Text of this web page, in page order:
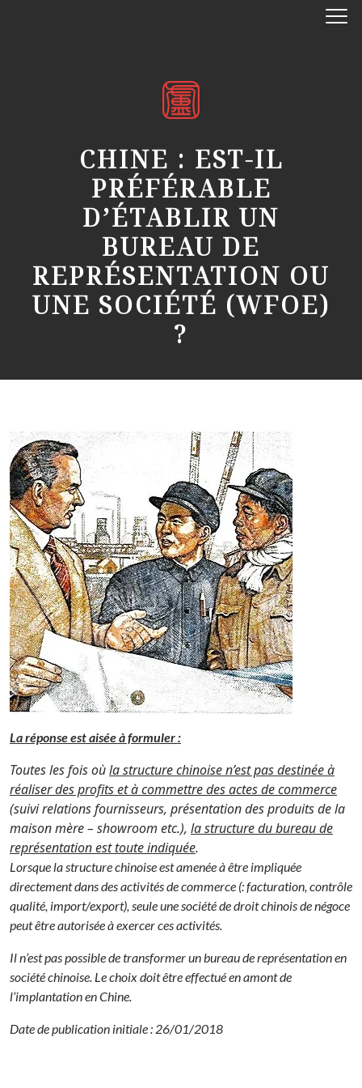
CHINE : EST-IL
PRÉFÉRABLE
D’ÉTABLIR UN
BUREAU DE
REPRÉSENTATION OU
UNE SOCIÉTÉ (WFOE)
?
La réponse est aisée à formuler :
Toutes les fois oùla structure chinoise n’est pas destinée à
réaliser des profits et à commettre des actes de commerce
(suivi relations fournisseurs, présentation des produits de la
maison mère – showroom etc.), la structure du bureau de
représentation est toute indiquée.
Lorsque la structure chinoise est amenée à être impliquée
directement dans des activités de commerce (: facturation, contrôle
qualité, import/export), seule une société de droit chinois de négoce
peut être autorisée à exercer ces activités.
Il n’est pas possible de transformer un bureau de représentation en
société chinoise. Le choix doit être effectué en amont de
l’implantation en Chine.
Date de publication initiale : 26/01/2018